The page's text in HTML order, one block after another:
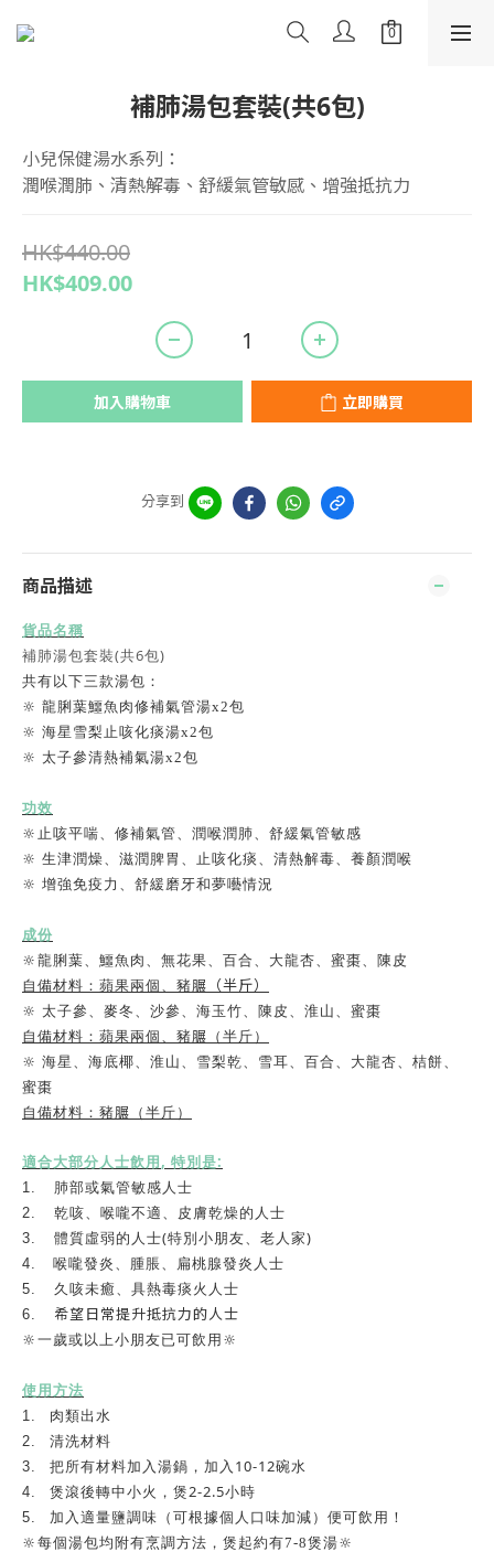
補肺湯包套裝(共6包)
小兒保健湯水系列：
潤喉潤肺、清熱解毒、舒緩氣管敏感、增強抵抗力
HK$440.00
HK$409.00
加入購物車 立即購買
分享到
商品描述
貨品名稱
補肺湯包套裝(共6包)
共有以下三款湯包：
🔆 龍 脷 葉鱷魚肉修補氣管湯x2包
🔆 海星雪梨止咳化痰湯x2包
🔆 太子參清熱補氣湯x2包
功效
🔆止咳平喘、修補氣管、潤喉潤肺、舒緩氣管敏感
🔆 生津潤燥、滋潤脾胃、止咳化痰、清熱解毒、養顏潤喉
🔆 增強免疫力、舒緩磨牙和夢囈情況
成份
🔆龍 脷 葉、鱷魚肉、無花果、百合、大龍杏、蜜棗、陳皮
自備材料：蘋果兩個、豬𦟌 （半斤）
🔆 太子參、麥冬、沙參、海玉竹、陳皮、淮山、蜜棗
自備材料：蘋果兩個、豬𦟌 （半斤）
🔆 海星、海底椰、淮山、雪梨乾、雪耳、百合、大龍杏、桔餅、
蜜棗
自備材料：豬𦟌 （半斤）
適合大部分人士飲用 , 特別是:
1.
肺部或氣管敏感人士
2.
乾咳、喉嚨不適、皮膚乾燥的人士
3.
體質虛弱的人士(特別小朋友、老人家)
4.
喉嚨發炎、腫脹、扁桃腺發炎人士
5.
久咳未癒、具熱毒痰火人士
6.
希望日常提升抵抗力的人士
🔆一歲或以上小朋友已可飲用🔆
使用方法
1.
肉類出水
2.
清洗材料
3.
把所有材料加入湯鍋，加入 10-12碗水
4.
煲滾後轉中小火，煲2-2.5小時
5.
加入適量鹽調味（可根據個人口味加減）便可飲用 ！
🔆每個湯包均附有烹調方法，煲起約有7-8煲湯🔆